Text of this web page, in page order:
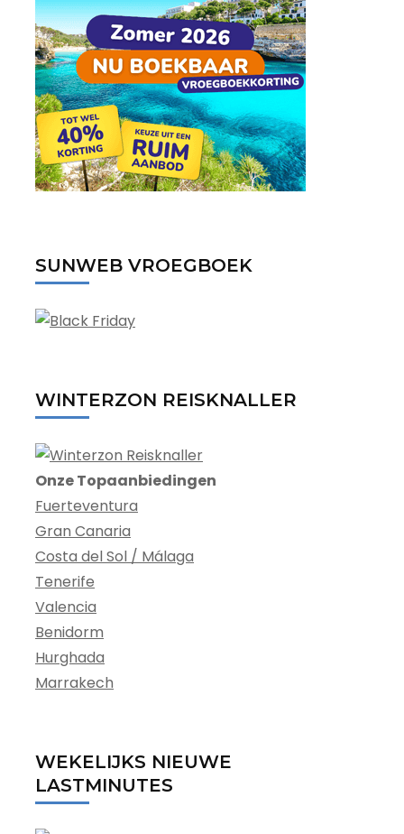
SUNWEB VROEGBOEK
WINTERZON REISKNALLER
Onze Topaanbiedingen
Fuerteventura
Gran Canaria
Costa del Sol / Málaga
Tenerife
Valencia
Benidorm
Hurghada
Marrakech
WEKELIJKS NIEUWE
LASTMINUTES